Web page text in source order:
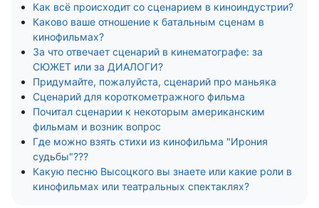
Как всё происходит со сценарием в киноиндустрии?
Каково ваше отношение к батальным сценам в
кинофильмах?
За что отвечает сценарий в кинематографе: за
СЮЖЕТ или за ДИАЛОГИ?
Придумайте, пожалуйста, сценарий про маньяка
Сценарий для короткометражного фильма
Почитал сценарии к некоторым американским
фильмам и возник вопрос
Где можно взять стихи из кинофильма "Ирония
судьбы"???
Какую песню Высоцкого вы знаете или какие роли в
кинофильмах или театральных спектаклях?